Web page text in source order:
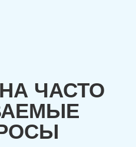
ЧАСТО